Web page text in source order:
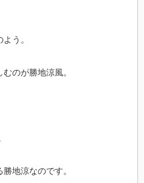
う。
のが勝地涼風。
地涼なのです。